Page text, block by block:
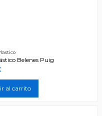
Belenes Puig
al carrito